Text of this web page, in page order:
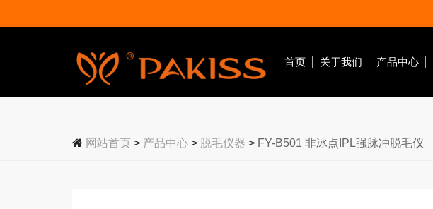
首页 关于我们 产品中心
网站首页 > 产品中心 > 脱毛仪器 > FY-B501 非冰点IPL强脉冲脱毛仪